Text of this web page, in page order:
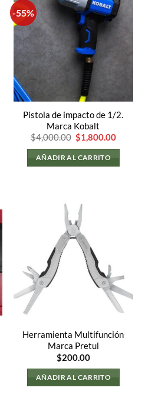
-55%
Pistola de impacto de 1/2.
Marca Kobalt
$4,000.00 El
precio
original
era:
$4,000.00.
$1,800.00El
AÑADIR AL CARRITO
Herramienta Multifunción
Marca Pretul
$200.00
AÑADIR AL CARRITO